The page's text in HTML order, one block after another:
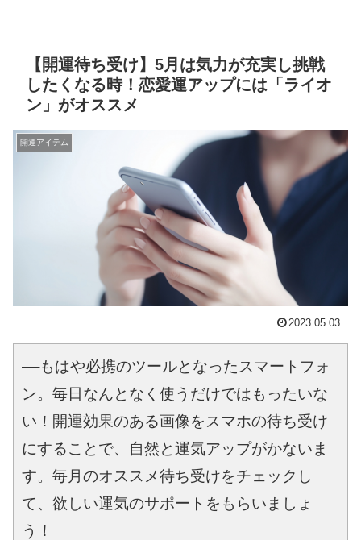
【開運待ち受け】5月は気力が充実し挑戦
したくなる時！恋愛運アップには「ライオ
ン」がオススメ
開運アイテム
2023.05.03
――もはや必携のツールとなったスマートフォ
ン。毎日なんとなく使うだけではもったいな
い！開運効果のある画像をスマホの待ち受け
にすることで、自然と運気アップがかないま
す。毎月のオススメ待ち受けをチェックし
て、欲しい運気のサポートをもらいましょ
う！